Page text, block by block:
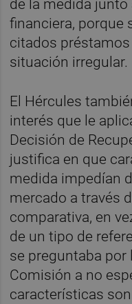
de la medida junto
financiera, porque
citados
situación irregular.
El Hércules
interés que le
Decisión de
justifica en que
medida impedían
mercado a través
comparativa, en
de un tipo de
se preguntaba por
Comisión a no
características